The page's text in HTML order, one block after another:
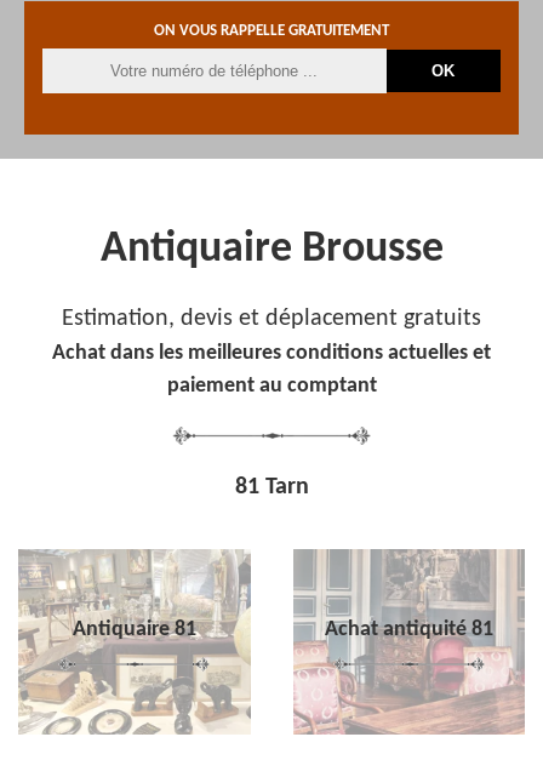
ON VOUS RAPPELLE GRATUITEMENT
Antiquaire Brousse
Estimation, devis et déplacement gratuits
Achat dans les meilleures conditions actuelles et
paiement au comptant
81 Tarn
Antiquaire 81 Achat antiquité 81